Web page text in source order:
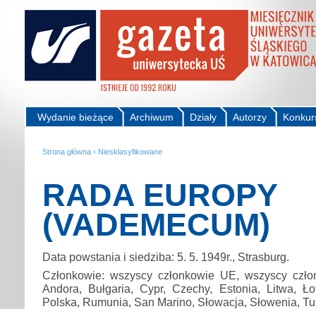
Autorzy
Działy
Archiwum
Wydanie bieżące
Strona główna › Niesklasyfikowane
RADA EUROPY
(VADEMECUM)
Data powstania i siedziba: 5. 5. 1949r., Strasburg.
Członkowie: wszyscy członkowie UE, wszyscy
Andora, Bułgaria, Cypr, Czechy, Estonia, Litwa,
Polska, Rumunia, San Marino, Słowacja, Słowenia,